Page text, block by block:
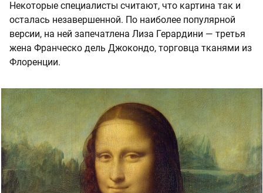
Некоторые специалисты считают, что картина так и
осталась незавершенной. По наиболее популярной
версии, на ней запечатлена Лиза Герардини — третья
жена Франческо дель Джокондо, торговца тканями из
Флоренции.